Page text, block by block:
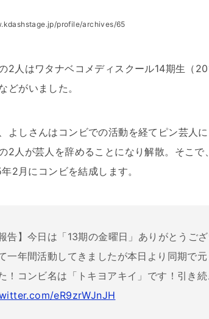
profile/archives/65
2人はワタナベコメディスクール14期生（
どがいました。
よしさんはコンビでの活動を経てピン芸人
2人が芸人を辞めることになり解散。そこ
2月にコンビを結成します。
報告】今日は「13期の金曜日」ありがとうご
一年間活動してきましたが本日より同期で
！コンビ名は「トキヨアキイ」です！引き
eR9zrWJnJH